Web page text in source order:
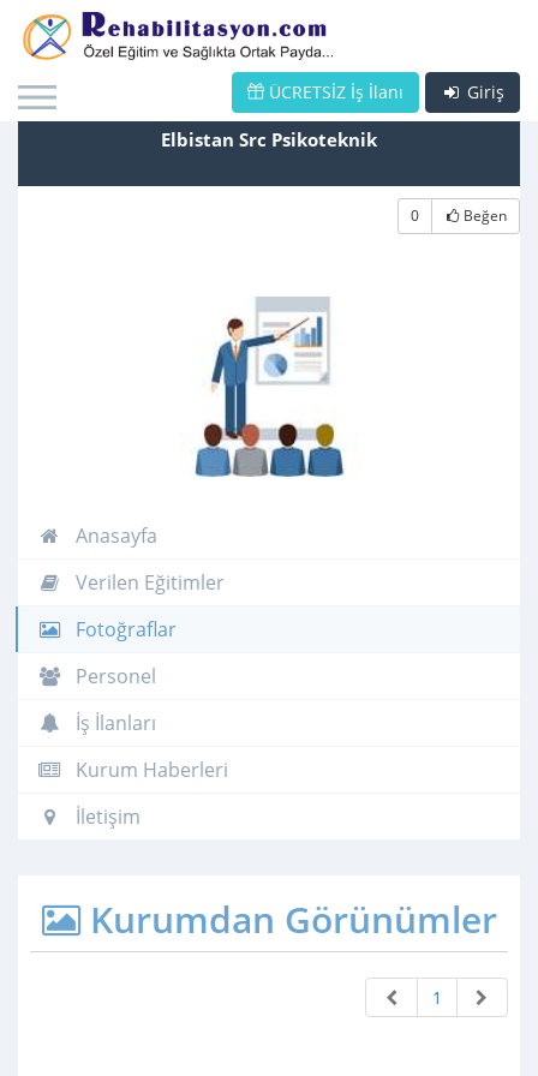
Giriş
ÜCRETSİZ İş İlanı
Elbistan Src Psikoteknik
0 Beğen
Anasayfa
Verilen Eğitimler
Fotoğraflar
Personel
İş İlanları
Kurum Haberleri
İletişim
Kurumdan Görünümler
1